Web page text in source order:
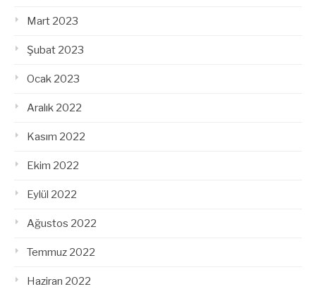
Mart 2023
Şubat 2023
Ocak 2023
Aralık 2022
Kasım 2022
Ekim 2022
Eylül 2022
Ağustos 2022
Temmuz 2022
Haziran 2022